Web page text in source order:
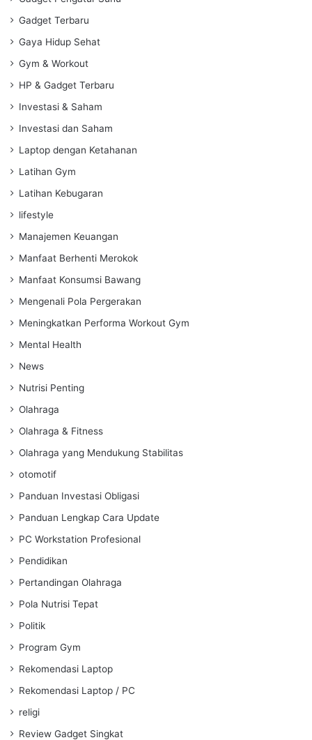
Gadget Terbaru
Gaya Hidup Sehat
Gym & Workout
HP & Gadget Terbaru
Investasi & Saham
Investasi dan Saham
Laptop dengan Ketahanan
Latihan Gym
Latihan Kebugaran
lifestyle
Manajemen Keuangan
Manfaat Berhenti Merokok
Manfaat Konsumsi Bawang
Mengenali Pola Pergerakan
Meningkatkan Performa Workout Gym
Mental Health
News
Nutrisi Penting
Olahraga
Olahraga & Fitness
Olahraga yang Mendukung Stabilitas
otomotif
Panduan Investasi Obligasi
Panduan Lengkap Cara Update
PC Workstation Profesional
Pendidikan
Pertandingan Olahraga
Pola Nutrisi Tepat
Politik
Program Gym
Rekomendasi Laptop
Rekomendasi Laptop / PC
religi
Review Gadget Singkat